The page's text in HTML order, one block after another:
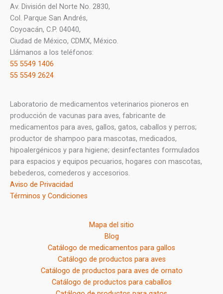
Av. División del Norte No. 2830,
Col. Parque San Andrés,
Coyoacán, C.P. 04040,
Ciudad de México, CDMX, México.
Llámanos a los teléfonos:
55 5549 1406
55 5549 2624
Laboratorio de medicamentos veterinarios pioneros en
producción de vacunas para aves, fabricante de
medicamentos para aves, gallos, gatos, caballos y perros;
productor de shampoo para mascotas, medicados,
hipoalergénicos y para higiene; desinfectantes formulados
para espacios y equipos pecuarios, hogares con mascotas,
bebederos, comederos y accesorios.
Aviso de Privacidad
Términos y Condiciones
Mapa del sitio
Blog
Catálogo de medicamentos para gallos
Catálogo de productos para aves
Catálogo de productos para aves de ornato
Catálogo de productos para caballos